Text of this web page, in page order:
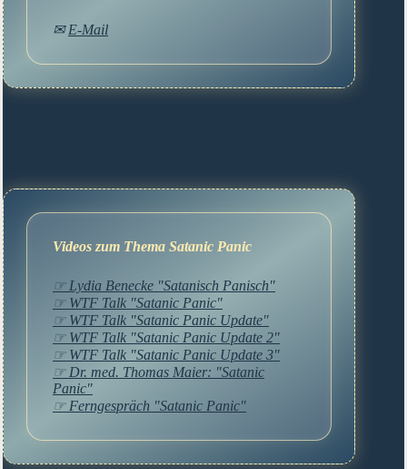
✉E-Mail
Videos zum Thema Satanic Panic
☞ Lydia Benecke "Satanisch Panisch"
☞ WTF Talk "Satanic Panic"
☞ WTF Talk "Satanic Panic Update"
☞ WTF Talk "Satanic Panic Update 2"
☞ WTF Talk "Satanic Panic Update 3"
☞ Dr. med. Thomas Maier: "Satanic
Panic"
☞ Ferngespräch "Satanic Panic"